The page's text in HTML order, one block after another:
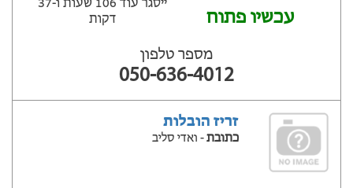
עכשיו פתוח
ייסגר עוד 106 שעות ‫ו-37
דקות
מספר טלפון
050-636-4012
זריז הובלות
כתובת- ואדי סליב